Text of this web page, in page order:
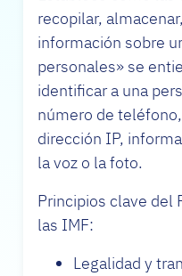
recopilar,
información sobre
personales» se
identificar a una
número de
dirección IP,
la voz o la foto.
Principios clave del
las IMF:
Legalidad y